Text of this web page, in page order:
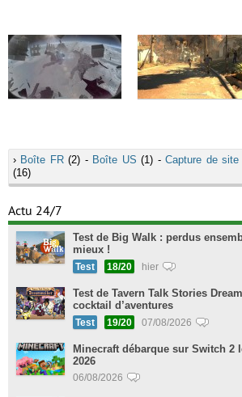
› Boîte FR(2) - Boîte US (1) -Capture de site
(16)
Actu 24/7
Test de Big Walk : perdus
mieux !
Test 18/20 hier
Test de Tavern Talk Stories
cocktail d’aventures
Test 19/20 07/08/2026
Minecraft débarque sur Switch 2
2026
06/08/2026